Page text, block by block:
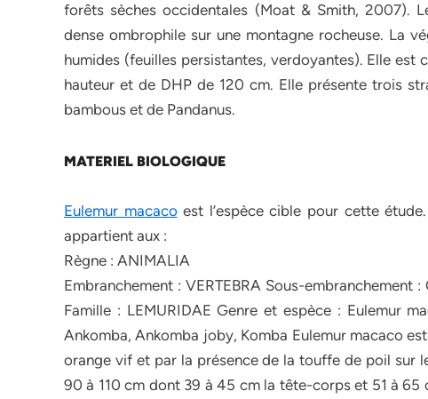
forêts sèches occidentales (Moat & Smith, 2007).
dense ombrophile sur une montagne rocheuse. La
humides (feuilles persistantes, verdoyantes). Elle est
hauteur et de DHP de 120 cm. Elle présente trois
bambous et de Pandanus.
MATERIEL BIOLOGIQUE
Eulemur macacoest l’espèce cible pour cette
appartient aux :
Règne : ANIMALIA
Embranchement : VERTEBRA Sous-embranchement
Famille : LEMURIDAE Genre et espèce : Eulemur
Ankomba, Ankomba joby, Komba Eulemur macaco
orange vif et par la présence de la touffe de poil sur
90 à 110 cm dont 39 à 45 cm la tête-corps et 51 à 65